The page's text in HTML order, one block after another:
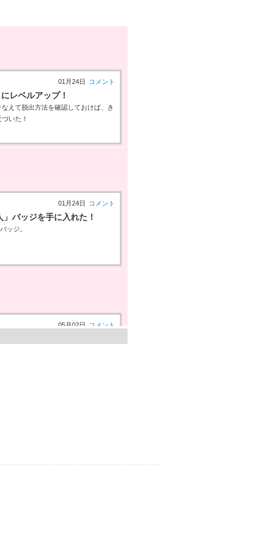
01月24日 コメント
レベルアップ！
えて脱出方法を確認しておけば、き
いた！
01月24日 コメント
バッジを手に入れた！
ッジ。
05月02日 コメント
に入れた！